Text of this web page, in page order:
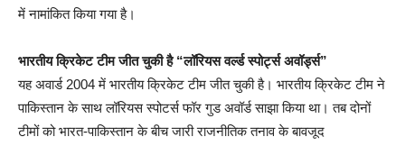
में नामांकित किया गया है।
भारतीय क्रिकेट टीम जीत चुकी है “लॉरियस वर्ल्ड स्पोर्ट्स अवॉर्ड्स”
यह अवार्ड 2004 में भारतीय क्रिकेट टीम जीत चुकी है। भारतीय क्रिकेट टीम ने
पाकिस्तान के साथ लॉरियस स्पोटर्स फॉर गुड अवॉर्ड साझा किया था। तब दोनों
टीमों को भारत-पाकिस्तान के बीच जारी राजनीतिक तनाव के बावजूद